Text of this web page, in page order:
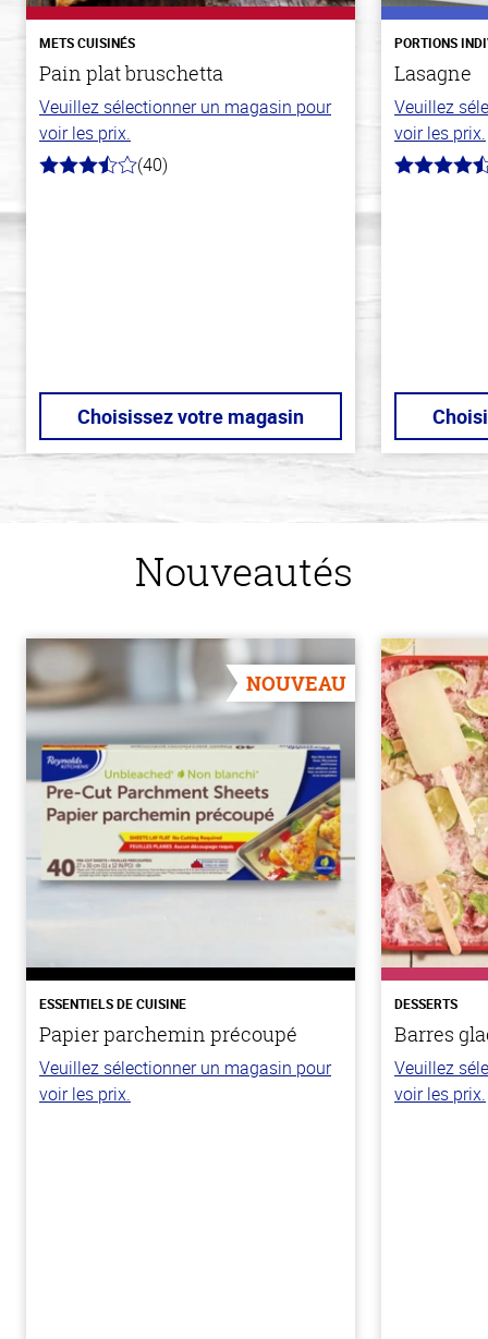
METS CUISINÉS
Pain plat bruschetta
Veuillez sélectionner un magasin pour
voir les prix.
3.8
(40)
Choisissez votre magasin
PORTIONS
Lasagne
Veuillez
voir les prix.
4.3
Nouveautés
NOUVEAU
ESSENTIELS DE CUISINE
Papier parchemin précoupé
Veuillez sélectionner un magasin pour
voir les prix.
DESSERTS
Barres
Veuillez
voir les prix.